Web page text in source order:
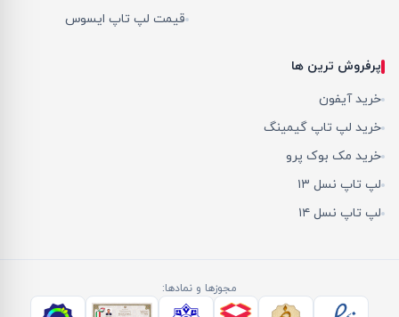
قیمت لپ تاپ ایسوس
پرفروش ترین ها
خرید آیفون
خرید لپ تاپ گیمینگ
خرید مک بوک پرو
لپ تاپ نسل ۱۳
لپ تاپ نسل ۱۴
مجوزها و نمادها: